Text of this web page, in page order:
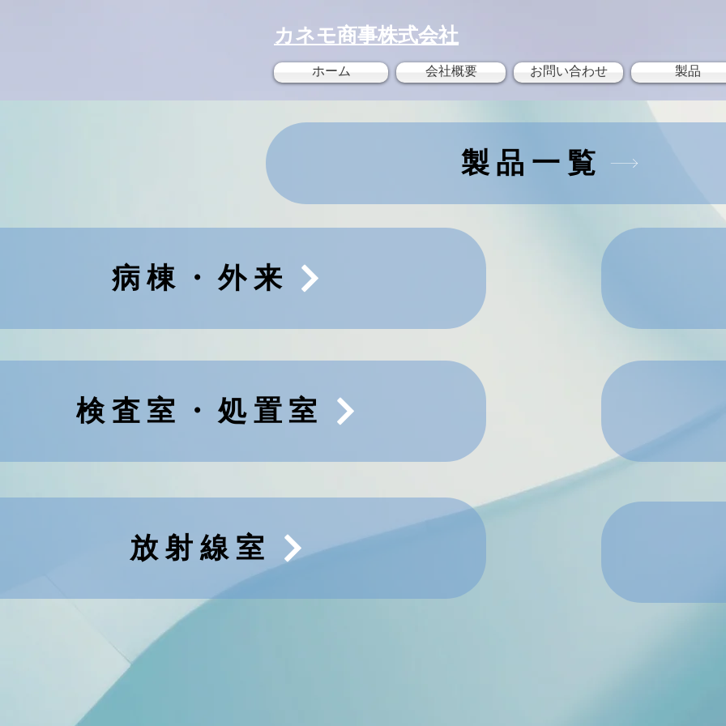
カネモ商事株式会社
ホーム 会社概要 お問い合わせ 製品
製品一覧
病棟・外来
検査室・処置室
放射線室